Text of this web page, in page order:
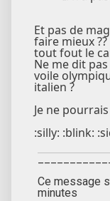
Et pas de
faire mieux ??
tout fout le
Ne me dit
voile
italien ?
Je ne
:silly: :blink:
Ce message
minutes